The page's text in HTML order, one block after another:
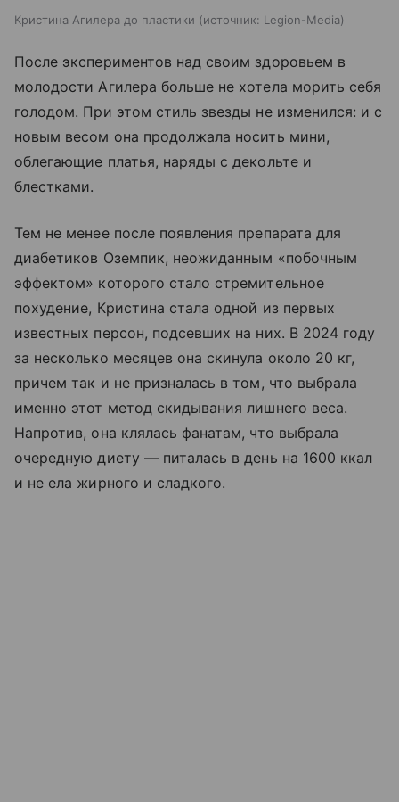
Кристина Агилера до пластики источник: Legion-Media
После экспериментов над своим здоровьем в
молодости Агилера больше не хотела морить себя
голодом. При этом стиль звезды не изменился: и с
новым весом она продолжала носить мини,
облегающие платья, наряды с декольте и
блестками.
Тем не менее после появления препарата для
диабетиков Оземпик, неожиданным «побочным
эффектом» которого стало стремительное
похудение, Кристина стала одной из первых
известных персон, подсевших на них. В 2024 году
за несколько месяцев она скинула около 20 кг,
причем так и не призналась в том, что выбрала
именно этот метод скидывания лишнего веса.
Напротив, она клялась фанатам, что выбрала
очередную диету — питалась в день на 1600 ккал
и не ела жирного и сладкого.